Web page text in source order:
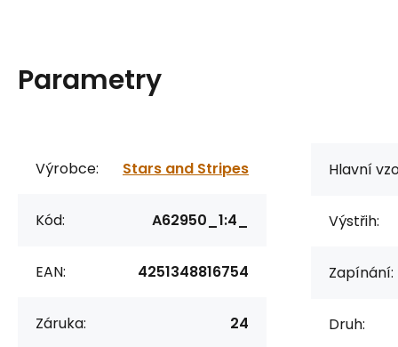
Parametry
Výrobce: Stars and Stripes
Kód: A62950_1:4_
EAN: 4251348816754
Záruka: 24
Hlavní
Výstřih:
Zapínání:
Druh: